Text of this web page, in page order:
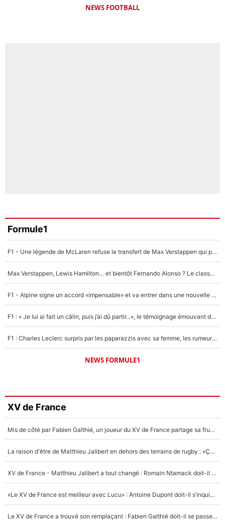
NEWS FOOTBALL
Formule1
F1 - Une légende de McLaren refuse le transfert de Max Verstappen qui pourrait «faire des vagues» et plomber l'ambiance dans l'équipe
Max Verstappen, Lewis Hamilton… et bientôt Fernando Alonso ? Le classement des pilotes les mieux payés en Formule 1 risque de changer !
F1 - Alpine signe un accord «impensable» et va entrer dans une nouvelle dimension : Grande nouvelle pour Pierre Gasly !
F1 : « Je lui ai fait un câlin, puis j’ai dû partir...», le témoignage émouvant de Max Verstappen sur sa fille
F1 : Charles Leclerc surpris par les paparazzis avec sa femme, les rumeurs étaient vraies !
NEWS FORMULE1
XV de France
Mis de côté par Fabien Galthié, un joueur du XV de France partage sa frustration : «ils ne me l’ont pas dit tout de suite»
La raison d'être de Matthieu Jalibert en dehors des terrains de rugby : «Ça m'atteint autant que si tu touches à un membre de ma famille»
XV de France - Matthieu Jalibert a tout changé : Romain Ntamack doit-il s’inquiéter pour sa place à un an de la Coupe du monde ?
«Le XV de France est meilleur avec Lucu» : Antoine Dupont doit-il s’inquiéter pour sa place ?
Le XV de France a trouvé son remplaçant : Fabien Galthié doit-il se passer d'Antoine Dupont ?